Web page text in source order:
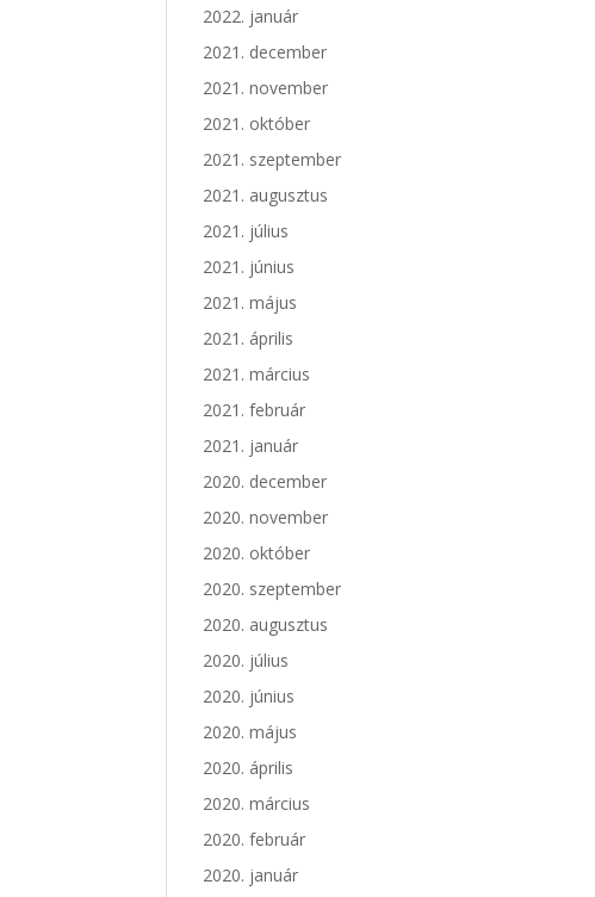
2022. január
2021. december
2021. november
2021. október
2021. szeptember
2021. augusztus
2021. július
2021. június
2021. május
2021. április
2021. március
2021. február
2021. január
2020. december
2020. november
2020. október
2020. szeptember
2020. augusztus
2020. július
2020. június
2020. május
2020. április
2020. március
2020. február
2020. január